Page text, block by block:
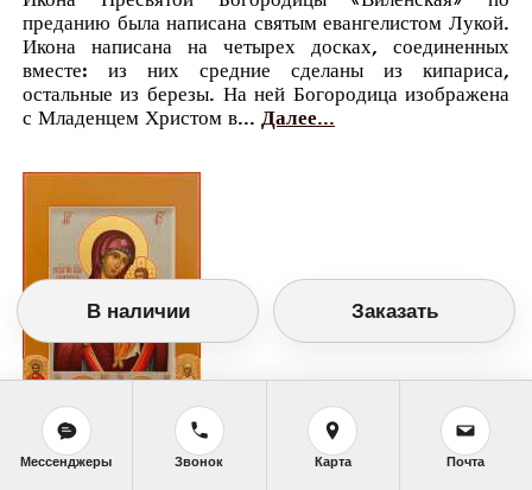
преданию была написана святым евангелистом Лукой.
Икона написана на четырех досках, соединенных
вместе: из них средние сделаны из кипариса,
остальные из березы. На ней Богородица изображена
с Младенцем Христом в... Далее...
В наличии Заказать
Мессенджеры Звонок Карта Почта